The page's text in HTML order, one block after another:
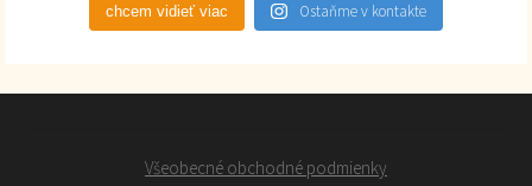
chcem vidieť viac Ostaňme v kontakte
Všeobecné obchodné podmienky